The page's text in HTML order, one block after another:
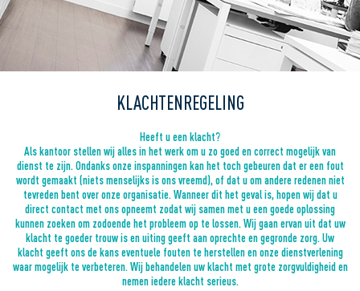
KLACHTENREGELING
Heeft u een klacht?
Als kantoor stellen wij alles in het werk om u zo goed en correct mogelijk van
dienst te zijn. Ondanks onze inspanningen kan het toch gebeuren dat er een fout
wordt gemaakt (niets menselijks is ons vreemd), of dat u om andere redenen niet
tevreden bent over onze organisatie. Wanneer dit het geval is, hopen wij dat u
direct contact met ons opneemt zodat wij samen met u een goede oplossing
kunnen zoeken om zodoende het probleem op te lossen. Wij gaan ervan uit dat uw
klacht te goeder trouw is en uiting geeft aan oprechte en gegronde zorg. Uw
klacht geeft ons de kans eventuele fouten te herstellen en onze dienstverlening
waar mogelijk te verbeteren. Wij behandelen uw klacht met grote zorgvuldigheid en
nemen iedere klacht serieus.